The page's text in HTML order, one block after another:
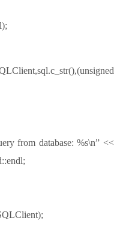
database: %s\n” <<